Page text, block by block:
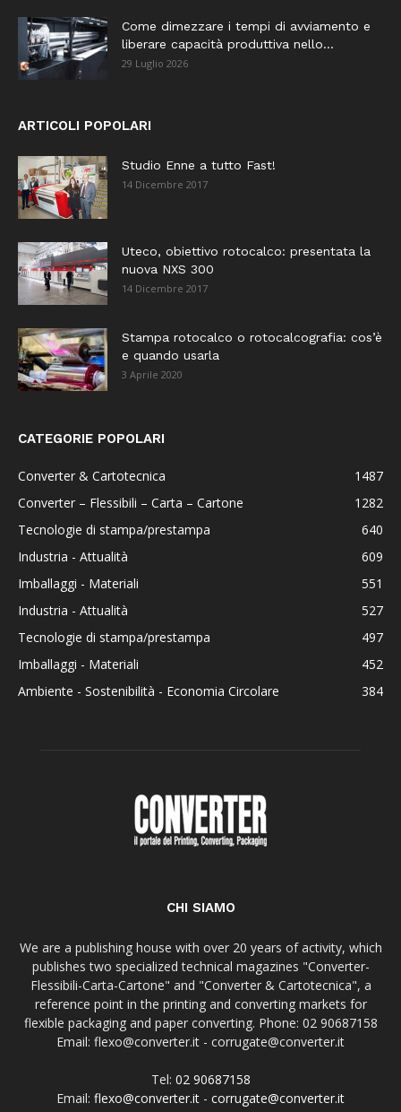
Come dimezzare i tempi di avviamento e
liberare capacità produttiva nello...
29 Luglio 2026
ARTICOLI POPOLARI
Studio Enne a tutto Fast!
14 Dicembre 2017
Uteco, obiettivo rotocalco: presentata la
nuova NXS 300
14 Dicembre 2017
Stampa rotocalco o rotocalcografia: cos’è
e quando usarla
3 Aprile 2020
CATEGORIE POPOLARI
Converter & Cartotecnica
1487
Converter – Flessibili – Carta – Cartone
1282
Tecnologie di stampa/prestampa
640
Industria - Attualità
609
Imballaggi - Materiali
551
Industria - Attualità
527
Tecnologie di stampa/prestampa
497
Imballaggi - Materiali
452
Ambiente - Sostenibilità - Economia Circolare
384
CHI SIAMO
We are a publishing house with over 20 years of activity, which
publishes two specialized technical magazines "Converter-
Flessibili-Carta-Cartone" and "Converter & Cartotecnica", a
reference point in the printing and converting markets for
flexible packaging and paper converting. Phone: 02 90687158
Email: flexo@converter.it - corrugate@converter.it
Tel: 02 90687158
Email: flexo@converter.it - corrugate@converter.it